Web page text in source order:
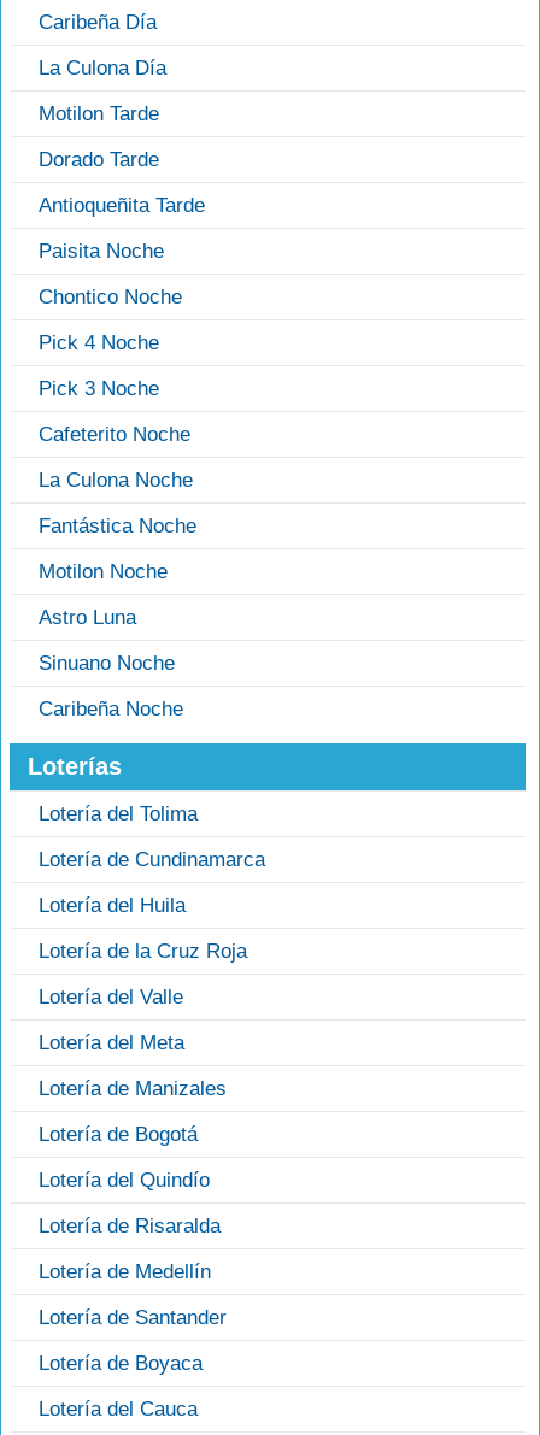
Caribeña Día
La Culona Día
Motilon Tarde
Dorado Tarde
Antioqueñita Tarde
Paisita Noche
Chontico Noche
Pick 4 Noche
Pick 3 Noche
Cafeterito Noche
La Culona Noche
Fantástica Noche
Motilon Noche
Astro Luna
Sinuano Noche
Caribeña Noche
Loterías
Lotería del Tolima
Lotería de Cundinamarca
Lotería del Huila
Lotería de la Cruz Roja
Lotería del Valle
Lotería del Meta
Lotería de Manizales
Lotería de Bogotá
Lotería del Quindío
Lotería de Risaralda
Lotería de Medellín
Lotería de Santander
Lotería de Boyaca
Lotería del Cauca